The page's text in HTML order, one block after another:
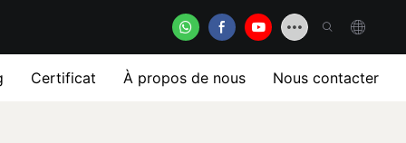
Certificat À propos de nous Nous contacter